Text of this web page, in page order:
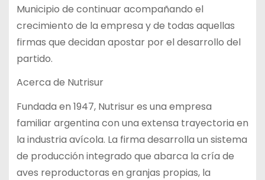
Municipio de continuar acompañando el
crecimiento de la empresa y de todas aquellas
firmas que decidan apostar por el desarrollo del
partido.
Acerca de Nutrisur
Fundada en 1947, Nutrisur es una empresa
familiar argentina con una extensa trayectoria en
la industria avícola. La firma desarrolla un sistema
de producción integrado que abarca la cría de
aves reproductoras en granjas propias, la